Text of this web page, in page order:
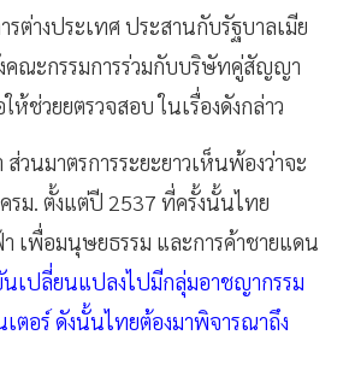
รต่างประเทศ ประสานกับรัฐบาลเมีย
คณะกรรมการร่วมกับบริษัทคู่สัญญา
ห้ช่วยยตรวจสอบ ในเรื่องดังกล่าว
วนมาตรการระยะยาวเห็นพ้องว่าจะ
รม. ตั้งแต่ปี 2537 ที่ครั้งนั้นไทย
เพื่อมนุษยธรรม และการค้าชายแดน
เปลี่ยนแปลงไปมีกลุ่มอาชญากรรม
ตอร์ ดังนั้นไทยต้องมาพิจารณาถึง